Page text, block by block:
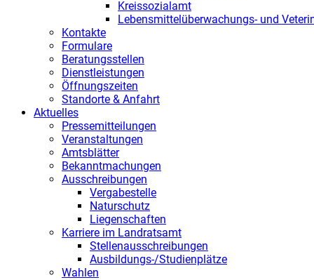
Kreissozialamt
Lebensmittelüberwachungs- und
Kontakte
Formulare
Beratungsstellen
Dienstleistungen
Öffnungszeiten
Standorte & Anfahrt
Aktuelles
Pressemitteilungen
Veranstaltungen
Amtsblätter
Bekanntmachungen
Ausschreibungen
Vergabestelle
Naturschutz
Liegenschaften
Karriere im Landratsamt
Stellenausschreibungen
Ausbildungs-/Studienplätze
Wahlen